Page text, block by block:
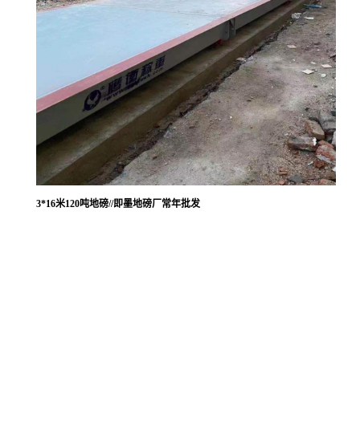
3*16米120吨地磅//即墨地磅厂常年批发